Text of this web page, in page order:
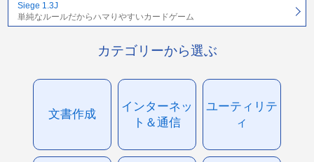
Siege 1.3J
単純なルールだからハマりやすいカードゲーム
カテゴリーから選ぶ
文書作成
インターネッ
ト＆通信
ユーティリテ
ィ